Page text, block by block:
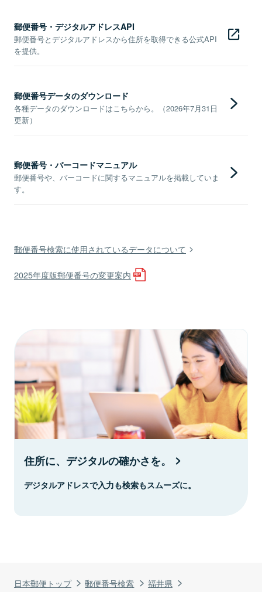
日本郵便トップ 郵便番号検索
福井県
郵便番号・デジタルアドレスAPI
郵便番号とデジタルアドレスから住所を取得できる公式API
を提供。
郵便番号データのダウンロード
各種データのダウンロードはこちらから。（2026年7月31日
更新）
郵便番号・バーコードマニュアル
郵便番号や、バーコードに関するマニュアルを掲載していま
す。
郵便番号検索に使用されているデータについて
2025年度版郵便番号の変更案内
住所に、デジタルの確かさを。
デジタルアドレスで入力も検索もスムーズに。